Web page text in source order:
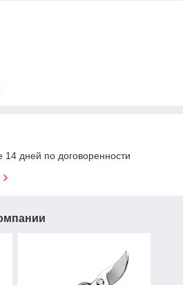
14 дней по договоренности